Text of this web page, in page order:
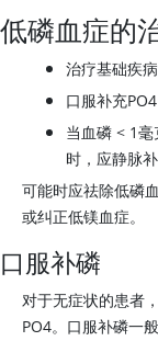
低磷血症的
治疗基础疾病
口服补充PO4
当血磷 < 1
时，应静脉补
可能时应祛除低磷
或纠正低镁血症。
口服补磷
对于无症状的患者
PO4。口服补磷一